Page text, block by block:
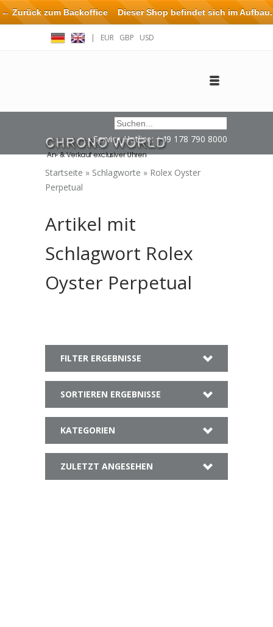
| EUR GBP USD
Service Hotline: +49 178 790 8000
Startseite » Schlagworte » Rolex Oyster
Perpetual
Artikel mit
Schlagwort Rolex
Oyster Perpetual
FILTER ERGEBNISSE
SORTIEREN ERGEBNISSE
KATEGORIEN
ZULETZT ANGESEHEN
← Zurück zum BackofficeDieser Shop befindet sich im Aufbau.
Eventuell können nicht alle Bestellungen eingehalten oder erfüllt